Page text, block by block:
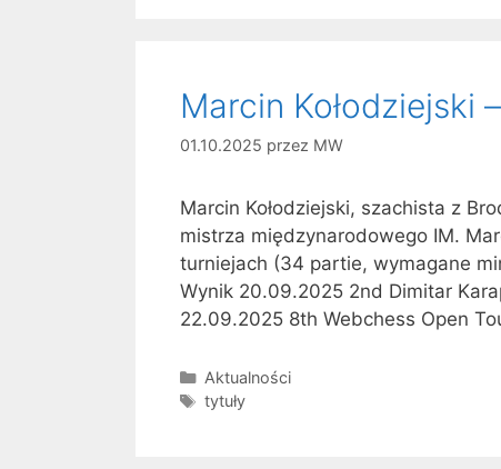
Marcin Kołodziejski
01.10.2025 przez MW
Marcin Kołodziejski, szachista z
mistrza międzynarodowego IM.
turniejach (34 partie, wymagane
Wynik 20.09.2025 2nd Dimitar
22.09.2025 8th Webchess Open
Kategorie
Aktualności
Tagi
tytuły